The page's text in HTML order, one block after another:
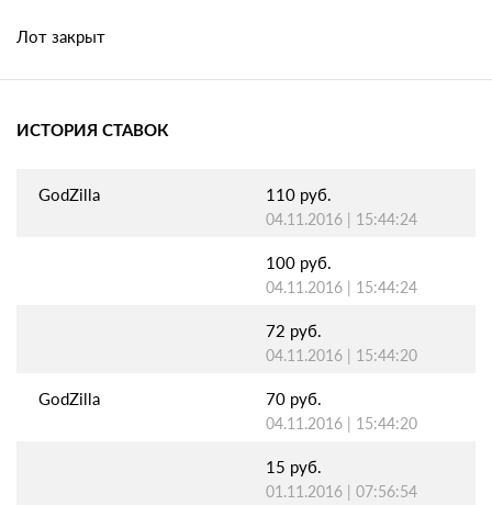
Лот закрыт
ИСТОРИЯ СТАВОК
GodZilla 110 руб.
04.11.2016 | 15:44:24
100 руб.
04.11.2016 | 15:44:24
72 руб.
04.11.2016 | 15:44:20
GodZilla 70 руб.
04.11.2016 | 15:44:20
15 руб.
01.11.2016 | 07:56:54